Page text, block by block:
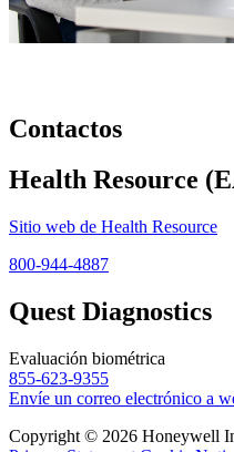
Contactos
Health Resource
Sitio web de Health Resource
800-944-4887
Quest Diagnostics
Evaluación biométrica
855-623-9355
Envíe un correo electrónico a
Copyright © 2026 Honeywell